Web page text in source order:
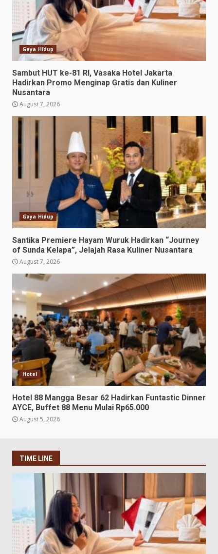
Gaya Hidup
Sambut HUT ke-81 RI, Vasaka Hotel Jakarta
Hadirkan Promo Menginap Gratis dan Kuliner
Nusantara
August 7, 2026
Gaya Hidup
Santika Premiere Hayam Wuruk Hadirkan “Journey
of Sunda Kelapa”, Jelajah Rasa Kuliner Nusantara
August 7, 2026
Hotel
Hotel 88 Mangga Besar 62 Hadirkan Funtastic Dinner
AYCE, Buffet 88 Menu Mulai Rp65.000
August 5, 2026
TIME LINE